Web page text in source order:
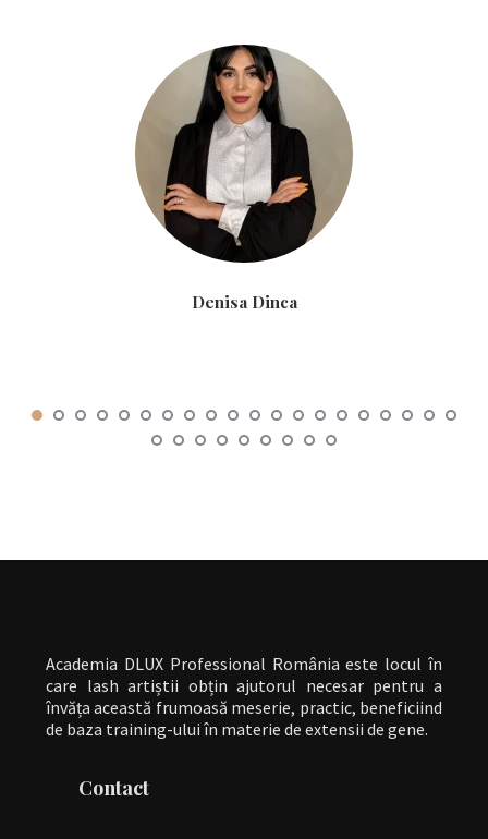
Denisa Dinca
Academia DLUX Professional România este locul în
care lash artiștii obțin ajutorul necesar pentru a
învăța această frumoasă meserie, practic, beneficiind
de baza training-ului în materie de extensii de gene.
Contact